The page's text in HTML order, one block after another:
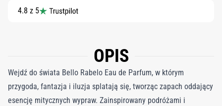
4.8 z 5
OPIS
Wejdź do świata Bello Rabelo Eau de Parfum, w którym
przygoda, fantazja i iluzja splatają się, tworząc zapach oddający
esencję mitycznych wypraw. Zainspirowany podróżami i